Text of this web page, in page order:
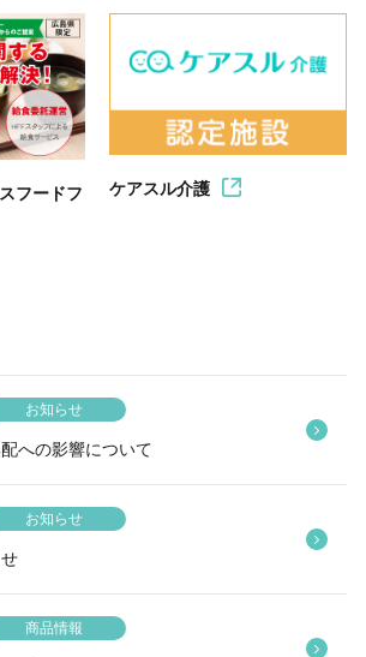
フードフ
ケアスル介護
お知らせ
への影響について
お知らせ
商品情報